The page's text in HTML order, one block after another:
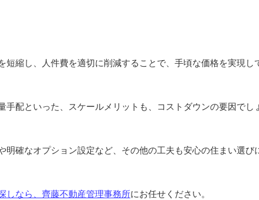
短縮し、人件費を適切に削減することで、手頃な価格を実現し
手配といった、スケールメリットも、コストダウンの要因でし
明確なオプション設定など、その他の工夫も安心の住まい選び
しなら、齊藤不動産管理事務所にお任せください。